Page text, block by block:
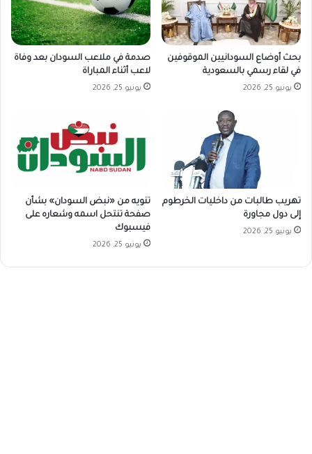
بحث أوضاع السودانيين الموقوفين
في لقاء رسمي بالسعودية
يونيو 25, 2026
صدمة في ملاعب السودان بعد وفاة
لاعب أثناء المباراة
يونيو 25, 2026
تهريب طالبات من داخليات الخرطوم
إلى دول مجاورة
يونيو 25, 2026
تنويه من «نبض السودان» بشأن
صفحة تنتحل اسمه وشعاره على
فيسبوك
يونيو 25, 2026